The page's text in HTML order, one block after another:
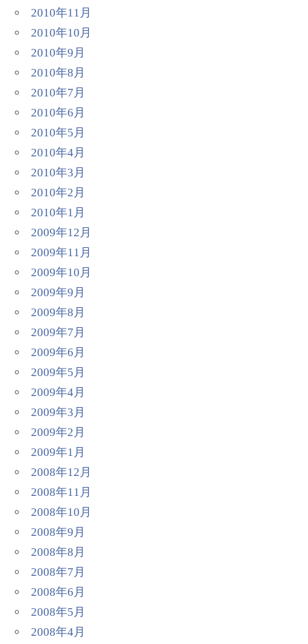
2010年11月
2010年10月
2010年9月
2010年8月
2010年7月
2010年6月
2010年5月
2010年4月
2010年3月
2010年2月
2010年1月
2009年12月
2009年11月
2009年10月
2009年9月
2009年8月
2009年7月
2009年6月
2009年5月
2009年4月
2009年3月
2009年2月
2009年1月
2008年12月
2008年11月
2008年10月
2008年9月
2008年8月
2008年7月
2008年6月
2008年5月
2008年4月